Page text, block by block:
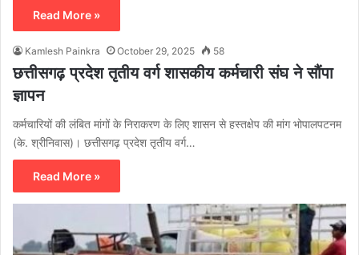
Read More »
Kamlesh Painkra October 29, 2025 58
छत्तीसगढ़ प्रदेश तृतीय वर्ग शासकीय कर्मचारी संघ ने सौंपा
ज्ञापन
कर्मचारियों की लंबित मांगों के निराकरण के लिए शासन से हस्तक्षेप की मांग भोपालपटनम
(के. श्रीनिवास)। छत्तीसगढ़ प्रदेश तृतीय वर्ग…
Read More »